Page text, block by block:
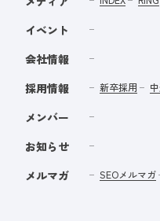
イベント
会社情報
採用情報
新卒採用
メンバー
お知らせ
メルマガ
SEOメルマガ